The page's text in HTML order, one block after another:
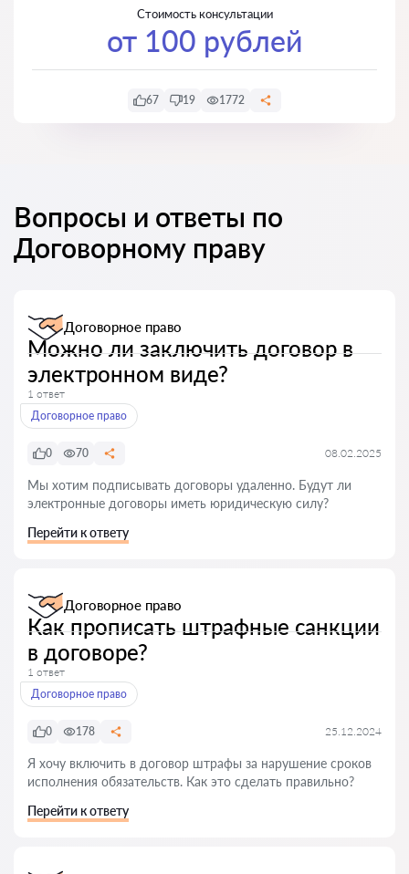
Стоимость консультации
от 100 рублей
67 19 1772
Вопросы и ответы по
Договорному праву
Договорное право
Можно ли заключить договор в
электронном виде?
1 ответ
Договорное право
0 70 08.02.2025
Мы хотим подписывать договоры удаленно. Будут ли
электронные договоры иметь юридическую силу?
Перейти к ответу
Договорное право
Как прописать штрафные санкции
в договоре?
1 ответ
Договорное право
0 178 25.12.2024
Я хочу включить в договор штрафы за нарушение сроков
исполнения обязательств. Как это сделать правильно?
Перейти к ответу